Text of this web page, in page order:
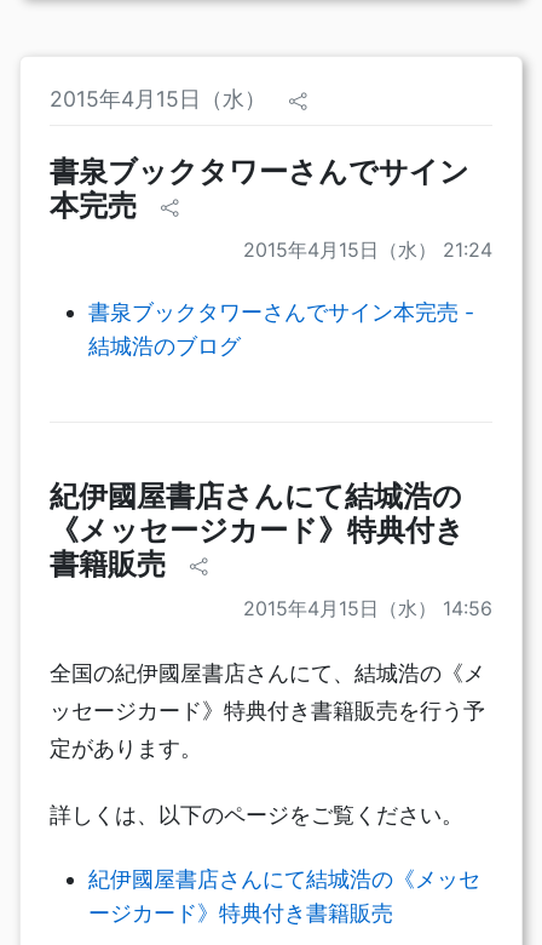
2015年4月15日（水）
書泉ブックタワーさんでサイン
本完売
2015年4月15日（水） 21:24
書泉ブックタワーさんでサイン本完売 -
結城浩のブログ
紀伊國屋書店さんにて結城浩の
《メッセージカード》特典付き
書籍販売
2015年4月15日（水） 14:56
全国の紀伊國屋書店さんにて、結城浩の《メ
ッセージカード》特典付き書籍販売を行う予
定があります。
詳しくは、以下のページをご覧ください。
紀伊國屋書店さんにて結城浩の《メッセ
ージカード》特典付き書籍販売